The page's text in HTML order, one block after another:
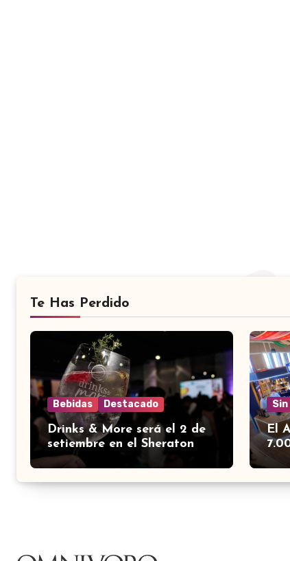
Te Has Perdido
Bebidas Destacado
Drinks & More será el 2 de
setiembre en el Sheraton
El